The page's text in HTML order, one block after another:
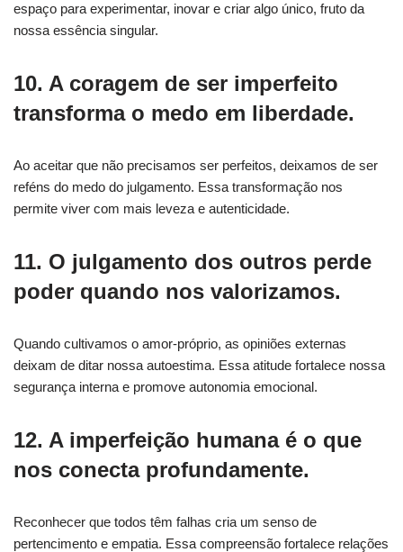
espaço para experimentar, inovar e criar algo único, fruto da
nossa essência singular.
10. A coragem de ser imperfeito
transforma o medo em liberdade.
Ao aceitar que não precisamos ser perfeitos, deixamos de ser
reféns do medo do julgamento. Essa transformação nos
permite viver com mais leveza e autenticidade.
11. O julgamento dos outros perde
poder quando nos valorizamos.
Quando cultivamos o amor-próprio, as opiniões externas
deixam de ditar nossa autoestima. Essa atitude fortalece nossa
segurança interna e promove autonomia emocional.
12. A imperfeição humana é o que
nos conecta profundamente.
Reconhecer que todos têm falhas cria um senso de
pertencimento e empatia. Essa compreensão fortalece relações